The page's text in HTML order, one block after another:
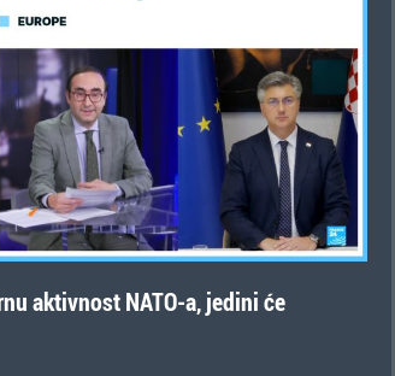
aktivnost NATO-a, jedini će